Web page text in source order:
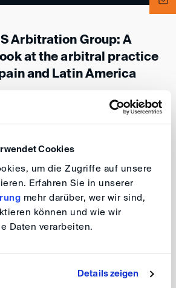
Cookies
um die Zugriffe auf unsere
Erfahren Sie in unserer
mehr darüber, wer wir sind,
können und wie wir
Daten verarbeiten.
Details zeigen
Arbitration Group: A
at the arbitral practice
and Latin America
please refer to the